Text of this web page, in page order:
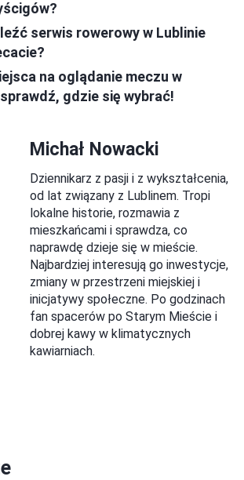
serwis rowerowy w Lublinie
na oglądanie meczu w
gdzie się wybrać!
Michał Nowacki
Dziennikarz z pasji i z wykształcenia,
od lat związany z Lublinem. Tropi
lokalne historie, rozmawia z
mieszkańcami i sprawdza, co
naprawdę dzieje się w mieście.
Najbardziej interesują go inwestycje,
zmiany w przestrzeni miejskiej i
inicjatywy społeczne. Po godzinach
fan spacerów po Starym Mieście i
dobrej kawy w klimatycznych
kawiarniach.